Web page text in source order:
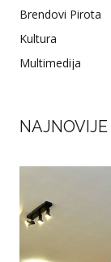
Brendovi Pirota
Kultura
Multimedija
NAJNOVIJE